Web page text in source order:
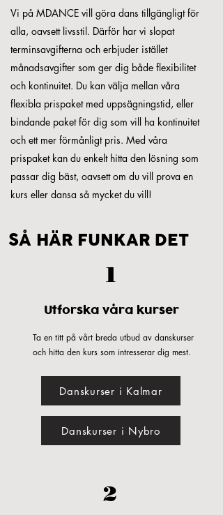
Vi på MDANCE vill göra dans tillgängligt för
alla, oavsett livsstil. Därför har vi slopat
terminsavgifterna och erbjuder istället
månadsavgifter som ger dig både flexibilitet
och kontinuitet. Du kan välja mellan våra
flexibla prispaket med uppsägningstid, eller
bindande paket för dig som vill ha kontinuitet
och ett mer förmånligt pris. Med våra
prispaket kan du enkelt hitta den lösning som
passar dig bäst, oavsett om du vill prova en
kurs eller dansa så mycket du vill!
SÅ HÄR FUNKAR DET
Utforska våra kurser
Ta en titt på vårt breda utbud av danskurser
och hitta den kurs som intresserar dig mest.
Danskurser i Kalmar
Danskurser i Nybro
1
2